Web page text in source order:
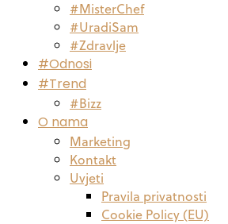
#MisterChef
#UradiSam
#Zdravlje
#Odnosi
#Trend
#Bizz
O nama
Marketing
Kontakt
Uvjeti
Pravila privatnosti
Cookie Policy (EU)